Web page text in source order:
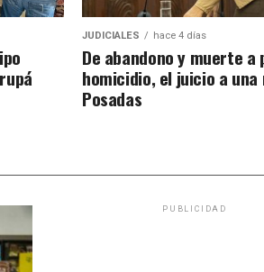
JUDICIALES hace 4 días
De abandono y muerte a
homicidio, el juicio a una
Posadas
PUBLICIDAD